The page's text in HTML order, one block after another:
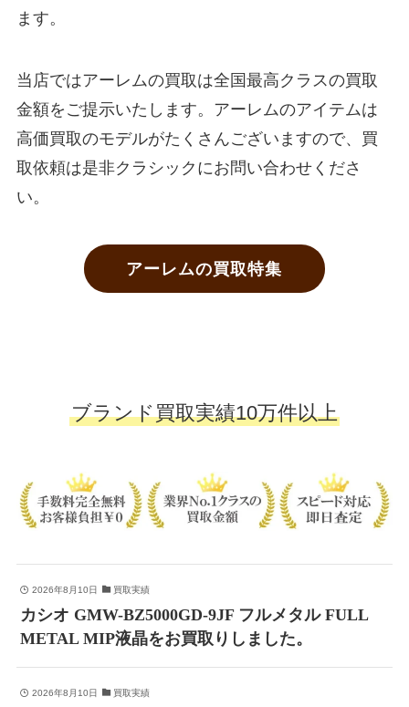
ます。
当店ではアーレムの買取は全国最高クラスの買取
金額をご提示いたします。アーレムのアイテムは
高価買取のモデルがたくさんございますので、買
取依頼は是非クラシックにお問い合わせくださ
い。
アーレムの買取特集
ブランド買取実績10万件以上
2026年8月10日 買取実績
カシオ GMW-BZ5000GD-9JF フルメタル FULL
METAL MIP液晶をお買取りしました。
2026年8月10日 買取実績